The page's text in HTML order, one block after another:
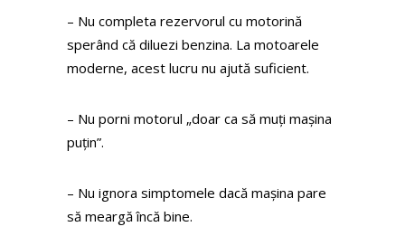
– Nu completa rezervorul cu motorină
sperând că diluezi benzina. La motoarele
moderne, acest lucru nu ajută suficient.
– Nu porni motorul „doar ca să muți mașina
puțin”.
– Nu ignora simptomele dacă mașina pare
să meargă încă bine.